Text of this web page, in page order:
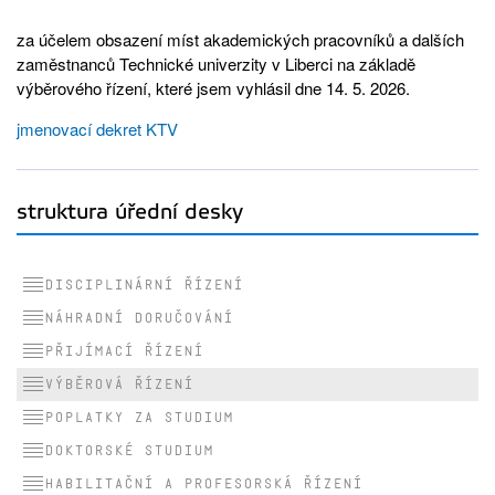
za účelem obsazení míst akademických pracovníků a dalších
zaměstnanců Technické univerzity v Liberci na základě
výběrového řízení, které jsem vyhlásil dne 14. 5. 2026.
jmenovací dekret KTV
struktura úřední desky
Disciplinární řízení
Náhradní doručování
Přijímací řízení
Výběrová řízení
Poplatky za studium
Doktorské studium
Habilitační a profesorská řízení